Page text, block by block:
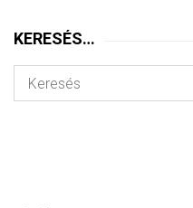
KERESÉS…